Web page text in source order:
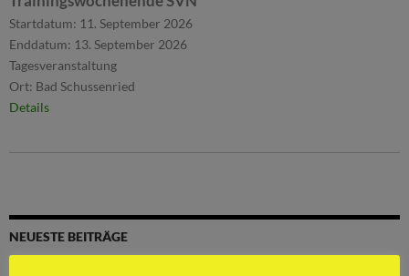
Startdatum: 11. September 2026
Enddatum: 13. September 2026
Tagesveranstaltung
Ort: Bad Schussenried
Details
NEUESTE BEITRÄGE